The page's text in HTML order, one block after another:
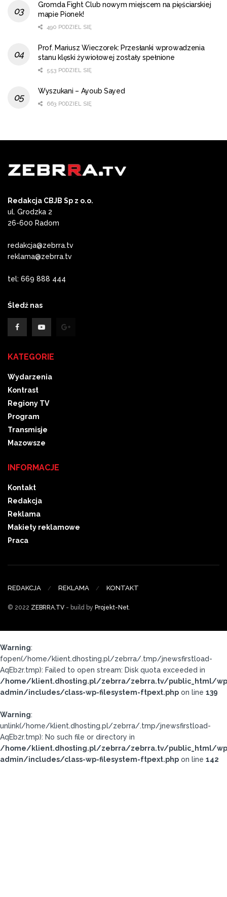
Gromda Fight Club nowym miejscem na pięściarskiej
mapie Pionek!
490 PODZIEL SIĘ
Prof. Mariusz Wieczorek: Przesłanki wprowadzenia
stanu klęski żywiołowej zostały spełnione
553 PODZIEL SIĘ
Wyszukani – Ayoub Sayed
663 PODZIEL SIĘ
Redakcja CBJB Sp z o.o.
ul. Grodzka 2
26-600 Radom
redakcja@zebrra.tv
reklama@zebrra.tv
tel: 669 888 444
Śledź nas
KATEGORIE
Wydarzenia
Kontrast
Regiony TV
Program
Transmisje
Mazowsze
INFORMACJE
Kontakt
Redakcja
Reklama
Makiety reklamowe
Praca
REDAKCJA REKLAMA KONTAKT
© 2022 ZEBRRA.TV - build by Projekt-Net.
Warning:
fopen(/home/klient.dhosting.pl/zebrra/.tmp/jnewsfirstload-
AqEb2r.tmp): Failed to open stream: Disk quota exceeded in
/home/klient.dhosting.pl/zebrra/zebrra.tv/public_html/
admin/includes/class-wp-filesystem-ftpext.php on line 139
Warning:
unlink(/home/klient.dhosting.pl/zebrra/.tmp/jnewsfirstload-
AqEb2r.tmp): No such file or directory in
/home/klient.dhosting.pl/zebrra/zebrra.tv/public_html/
admin/includes/class-wp-filesystem-ftpext.php on line 142